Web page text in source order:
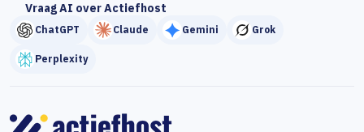
Vraag AI over Actiefhost
ChatGPT Claude Gemini Grok
Perplexity